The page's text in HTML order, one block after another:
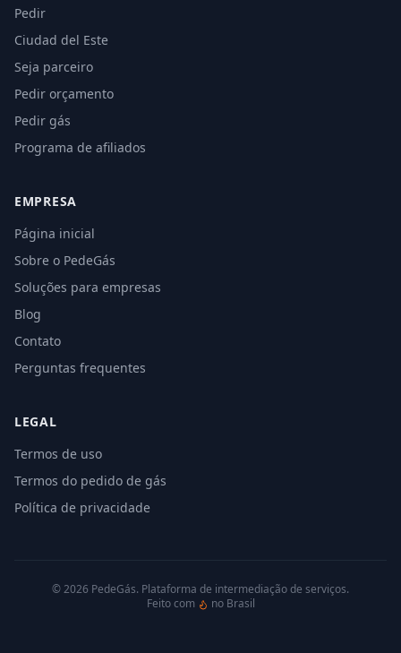
Pedir
Ciudad del Este
Seja parceiro
Pedir orçamento
Pedir gás
Programa de afiliados
EMPRESA
Página inicial
Sobre o PedeGás
Soluções para empresas
Blog
Contato
Perguntas frequentes
LEGAL
Termos de uso
Termos do pedido de gás
Política de privacidade
©2026 PedeGás. Plataforma de intermediação de serviços.
Feito com
no Brasil